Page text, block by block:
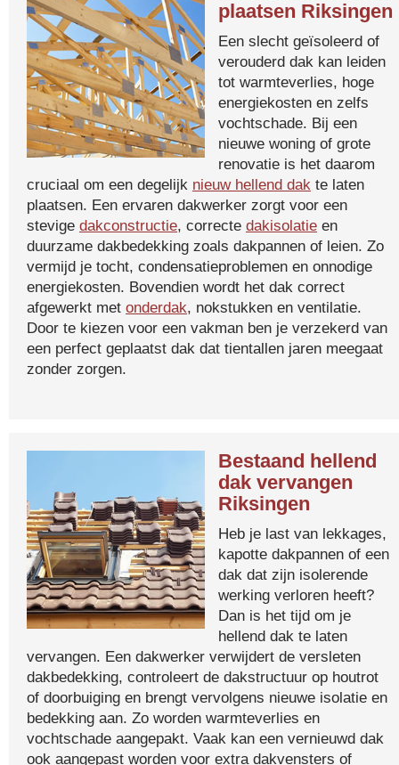
plaatsen Riksingen
Een slecht geïsoleerd of
verouderd dak kan leiden
tot warmteverlies, hoge
energiekosten en zelfs
vochtschade. Bij een
nieuwe woning of grote
renovatie is het daarom
cruciaal om een degelijk nieuw hellend dak te laten
plaatsen. Een ervaren dakwerker zorgt voor een
stevige dakconstructie, correcte dakisolatie en
duurzame dakbedekking zoals dakpannen of leien. Zo
vermijd je tocht, condensatieproblemen en onnodige
energiekosten. Bovendien wordt het dak correct
afgewerkt met onderdak, nokstukken en ventilatie.
Door te kiezen voor een vakman ben je verzekerd van
een perfect geplaatst dak dat tientallen jaren meegaat
zonder zorgen.
Bestaand hellend
dak vervangen
Riksingen
Heb je last van lekkages,
kapotte dakpannen of een
dak dat zijn isolerende
werking verloren heeft?
Dan is het tijd om je
hellend dak te laten
vervangen. Een dakwerker verwijdert de versleten
dakbedekking, controleert de dakstructuur op houtrot
of doorbuiging en brengt vervolgens nieuwe isolatie en
bedekking aan. Zo worden warmteverlies en
vochtschade aangepakt. Vaak kan een vernieuwd dak
ook aangepast worden voor extra dakvensters of